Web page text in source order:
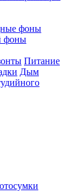
фоны
фоны
Питание
Дым